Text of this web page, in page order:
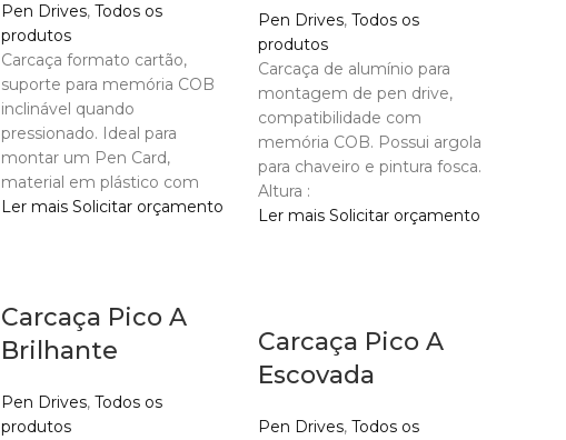
Pen Drives, Todos os
produtos
Carcaça formato cartão,
suporte para memória COB
inclinável quando
pressionado. Ideal para
montar um Pen Card,
material em plástico com
Ler mais Solicitar orçamento
Pen Drives, Todos os
produtos
Carcaça de alumínio para
montagem de pen drive,
compatibilidade com
memória COB. Possui argola
para chaveiro e pintura fosca.
Altura :
Ler mais Solicitar orçamento
Carcaça Pico A
Brilhante
Pen Drives, Todos os
produtos
Carcaça Pico A
Escovada
Pen Drives, Todos os